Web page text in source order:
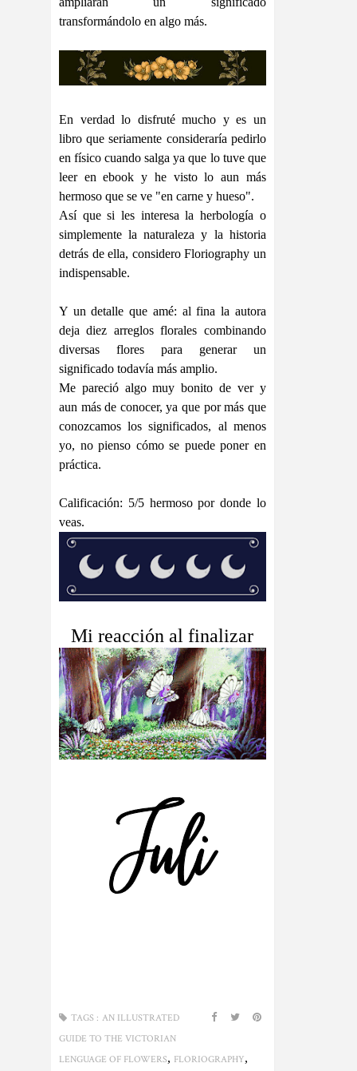
transformándolo en algo más.
En verdad lo disfruté mucho y es un
libro que seriamente consideraría pedirlo
en físico cuando salga ya que lo tuve que
leer en ebook y he visto lo aun más
hermoso que se ve "en carne y hueso".
Así que si les interesa la herbología o
simplemente la naturaleza y la historia
detrás de ella, considero Floriography un
indispensable.
Y un detalle que amé: al fina la autora
deja diez arreglos florales combinando
diversas flores para generar un
significado todavía más amplio.
Me pareció algo muy bonito de ver y
aun más de conocer, ya que por más que
conozcamos los significados, al menos
yo, no pienso cómo se puede poner en
práctica.
Calificación: 5/5 hermoso por donde lo
veas.
Mi reacción al finalizar
TAGS : AN ILLUSTRATED
GUIDE TO THE VICTORIAN
LENGUAGE OF FLOWERS, FLORIOGRAPHY,